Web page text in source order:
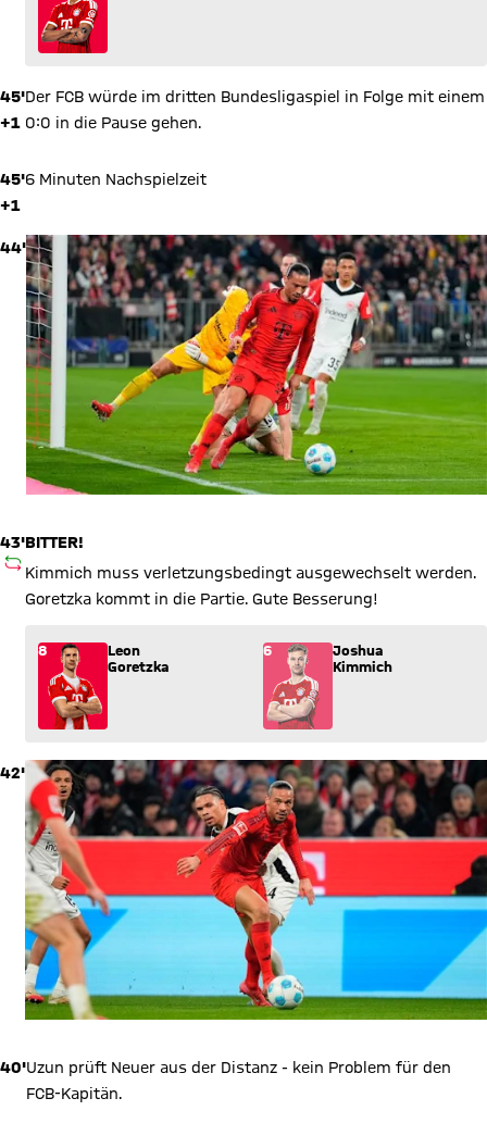
45'
+1
Der FCB würde im dritten Bundesligaspiel in Folge mit einem
0:0 in die Pause gehen.
45'
+1
6 Minuten Nachspielzeit
44'
43'
AUSWECHSLUNG
BITTER!
Kimmich muss verletzungsbedingt ausgewechselt werden.
Goretzka kommt in die Partie. Gute Besserung!
Wechsel: Leon Goretzka (8) kommt für Joshua Kimmich (6)
8
Leon
Goretzka
6
Joshua
Kimmich
42'
40'Uzun prüft Neuer aus der Distanz - kein Problem für den
FCB-Kapitän.